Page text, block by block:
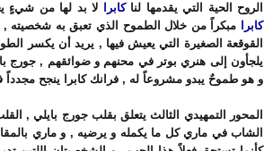
الروح الحية التي يقدمها لناكابرا
لا بد لها من شيءٍ
كابرا
مبكراً من خلال الطموح الذي تعبق به شخصيته
القوقعة الصغيرة التي يعيش فيها , يريد أن يكسر
يلجأون إلى هنري بوتر في محنهم و ضوائقهم , جورج
و هو طموحٌ يبدو مشروعاً له , فرانك كابرا ينجح مجدداً
المحور التمهيدي الثالث يتعلق بقلب جورج بايلي ,
الشاب في ماري كل ما يكمله و يرضيه , و ماري